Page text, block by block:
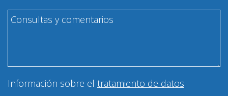
Información sobre el tratamiento de datos